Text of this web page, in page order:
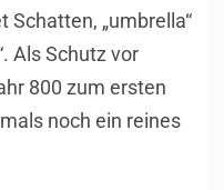
Schatten, „umbrella“
Als Schutz vor
800 zum ersten
noch ein reines